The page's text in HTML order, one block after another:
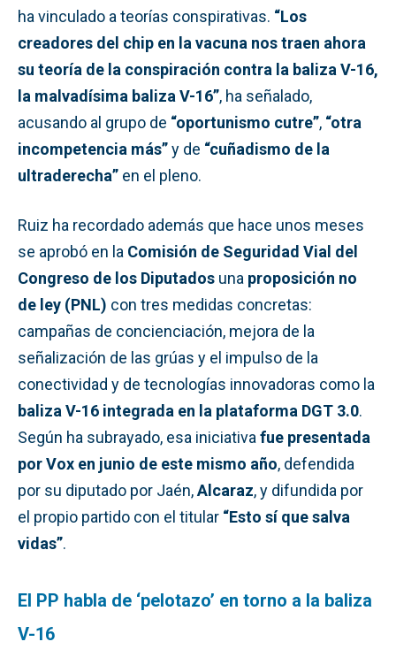
ha vinculado a teorías conspirativas. “Los
creadores del chip en la vacuna nos traen ahora
su teoría de la conspiración contra la baliza V-16,
la malvadísima baliza V-16”, ha señalado,
acusando al grupo de “oportunismo cutre”, “otra
incompetencia más”y de “cuñadismo de la
ultraderecha” en el pleno.
Ruiz ha recordado además que hace unos meses
se aprobó en la Comisión de Seguridad Vial del
Congreso de los Diputados una proposición no
de ley (PNL) con tres medidas concretas:
campañas de concienciación, mejora de la
señalización de las grúas y el impulso de la
conectividad y de tecnologías innovadoras como la
baliza V-16 integrada en la plataforma DGT 3.0.
Según ha subrayado, esa iniciativa fue presentada
por Vox en junio de este mismo año, defendida
por su diputado por Jaén,Alcaraz, y difundida por
el propio partido con el titular “Esto sí que salva
vidas”.
El PP habla de ‘pelotazo’ en torno a la baliza
V-16